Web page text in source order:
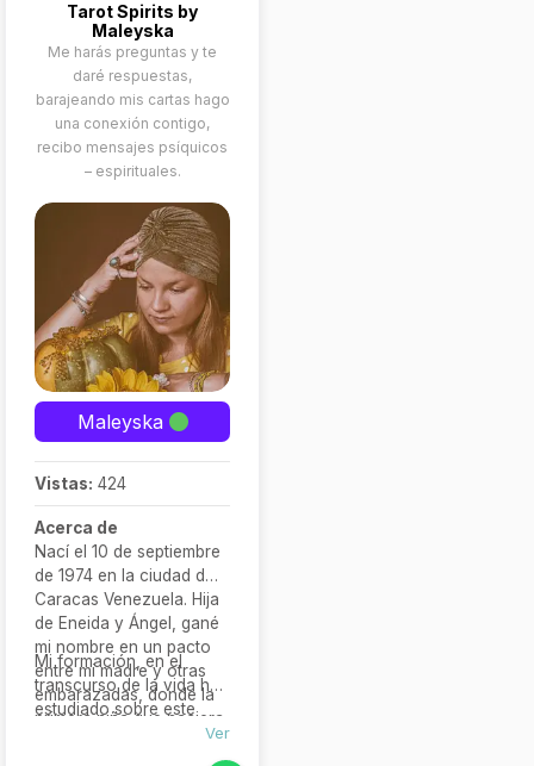
Tarot Spirits by
Maleyska
Me harás preguntas y te
daré respuestas,
barajeando mis cartas hago
una conexión contigo,
recibo mensajes psíquicos
– espirituales.
Maleyska
Vistas: 424
Acerca de
Nací el 10 de septiembre
de 1974 en la ciudad de
Caracas Venezuela. Hija
de Eneida y Ángel, gané
mi nombre en un pacto
entre mi madre y otras
embarazadas, donde la
primera niña que naciera
Mi formación, en el
transcurso de la vida he
estudiado sobre este
Ver